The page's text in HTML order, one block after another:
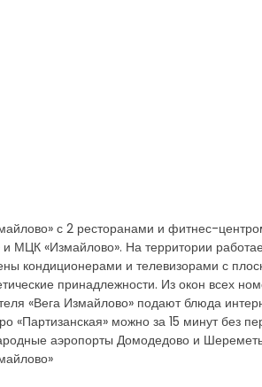
с 2 ресторанами и фитнес-
и МЦК «Измайлово». На территории
кондиционерами и телевизорами с
принадлежности. Из окон всех
«Вега Измайлово» подают блюда
«Партизанская» можно за 15 минут без
аэропорты Домодедово и